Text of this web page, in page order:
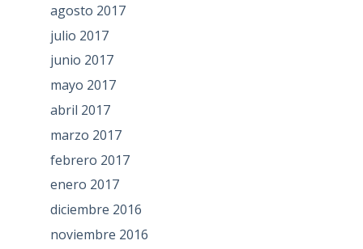
agosto 2017
julio 2017
junio 2017
mayo 2017
abril 2017
marzo 2017
febrero 2017
enero 2017
diciembre 2016
noviembre 2016